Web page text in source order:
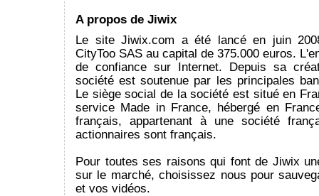
A propos de Jiwix
Le site Jiwix.com a été lancé en juin
CityToo SAS au capital de 375.000 euros.
de confiance sur Internet. Depuis sa
société est soutenue par les principales
Le siège social de la société est situé en
service Made in France, hébergé en
français, appartenant à une société
actionnaires sont français.
Pour toutes ses raisons qui font de Jiwix
sur le marché, choisissez nous pour
et vos vidéos.